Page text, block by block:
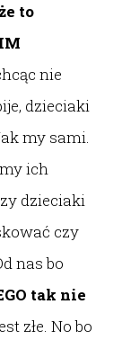
to
nie
dzieciaki
my sami.
ich
dzieciaki
czy
nas bo
tak nie
złe. No bo